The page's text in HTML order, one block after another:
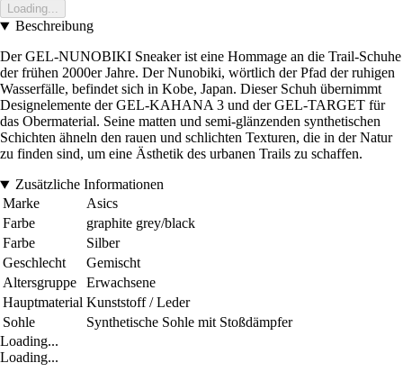
Loading...
Beschreibung
Der GEL-NUNOBIKI Sneaker ist eine Hommage an die Trail-Schuhe
der frühen 2000er Jahre. Der Nunobiki, wörtlich der Pfad der ruhigen
Wasserfälle, befindet sich in Kobe, Japan. Dieser Schuh übernimmt
Designelemente der GEL-KAHANA 3 und der GEL-TARGET für
das Obermaterial. Seine matten und semi-glänzenden synthetischen
Schichten ähneln den rauen und schlichten Texturen, die in der Natur
zu finden sind, um eine Ästhetik des urbanen Trails zu schaffen.
Zusätzliche Informationen
Marke
Asics
Farbe
graphite grey/black
Farbe
Silber
Geschlecht
Gemischt
Altersgruppe
Erwachsene
Hauptmaterial Kunststoff / Leder
Sohle
Synthetische Sohle mit Stoßdämpfer
Loading...
Loading...